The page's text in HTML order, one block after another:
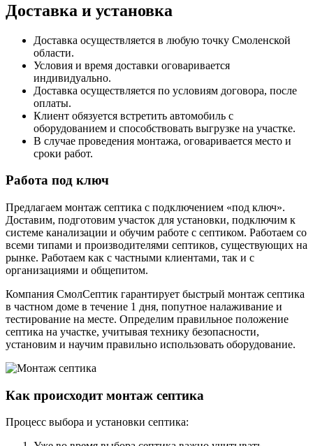
Доставка и установка
Доставка осуществляется в любую точку Смоленской
области.
Условия и время доставки оговаривается
индивидуально.
Доставка осуществляется по условиям договора, после
оплаты.
Клиент обязуется встретить автомобиль с
оборудованием и способствовать выгрузке на участке.
В случае проведения монтажа, оговаривается место и
сроки работ.
Работа под ключ
Предлагаем монтаж септика с подключением «под ключ».
Доставим, подготовим участок для установки, подключим к
системе канализации и обучим работе с септиком. Работаем со
всеми типами и производителями септиков, существующих на
рынке. Работаем как с частными клиентами, так и с
организациями и общепитом.
Компания СмолСептик гарантирует быстрый монтаж септика
в частном доме в течение 1 дня, попутное налаживание и
тестирование на месте. Определим правильное положение
септика на участке, учитывая технику безопасности,
установим и научим правильно использовать оборудование.
Как происходит монтаж септика
Процесс выбора и установки септика: